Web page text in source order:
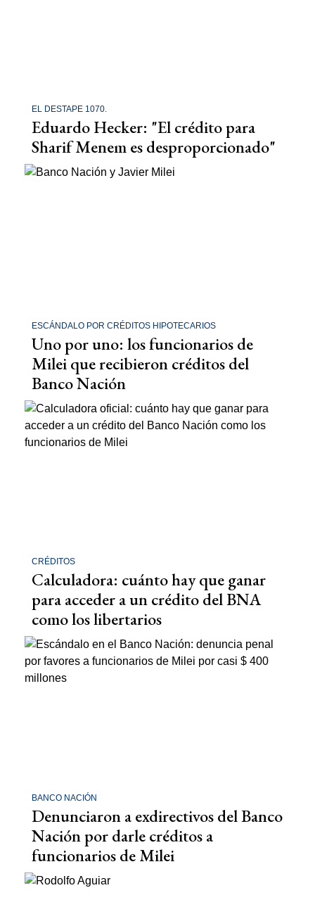
EL DESTAPE 1070.
Eduardo Hecker: "El crédito para
Sharif Menem es desproporcionado"
ESCÁNDALO POR CRÉDITOS HIPOTECARIOS
Uno por uno: los funcionarios de
Milei que recibieron créditos del
Banco Nación
CRÉDITOS
Calculadora: cuánto hay que ganar
para acceder a un crédito del BNA
como los libertarios
BANCO NACIÓN
Denunciaron a exdirectivos del Banco
Nación por darle créditos a
funcionarios de Milei